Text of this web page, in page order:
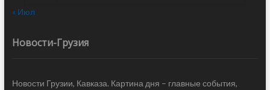
« Июл
Новости-Грузия
Новости Грузии, Кавказа. Картина дня – главные события,